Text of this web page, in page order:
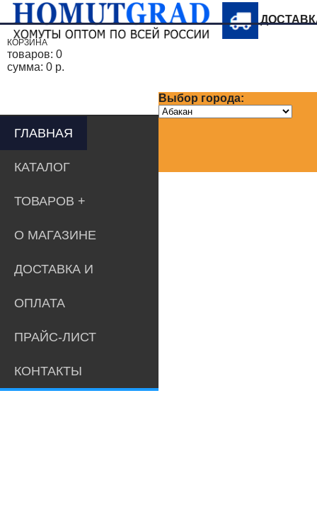
Выбор города:
КОРЗИНА
товаров: 0
сумма: 0 р.
ГЛАВНАЯ
КАТАЛОГ
ТОВАРОВ
О МАГАЗИНЕ
ДОСТАВКА И
ОПЛАТА
ПРАЙС-ЛИСТ
КОНТАКТЫ